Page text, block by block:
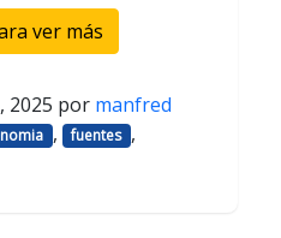
ver más
2025 por manfred
, fuentes ,